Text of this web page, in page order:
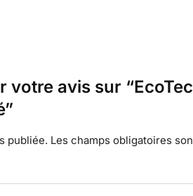
votre avis sur
publiée. Les champs obligatoires